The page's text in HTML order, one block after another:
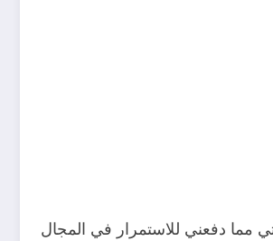
مما دفعني للاستمرار في المجال